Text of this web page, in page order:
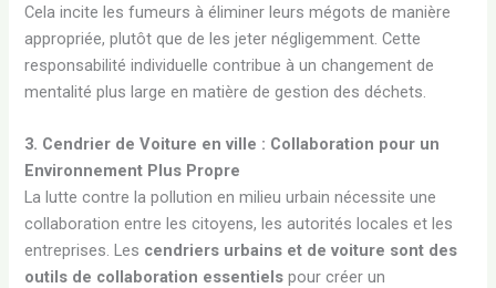
Cela incite les fumeurs à éliminer leurs mégots de manière
appropriée, plutôt que de les jeter négligemment. Cette
responsabilité individuelle contribue à un changement de
mentalité plus large en matière de gestion des déchets.
3. Cendrier de Voiture en ville : Collaboration pour un
Environnement Plus Propre
La lutte contre la pollution en milieu urbain nécessite une
collaboration entre les citoyens, les autorités locales et les
entreprises. Les cendriers urbains et de voiture sont des
outils de collaboration essentiels pour créer un